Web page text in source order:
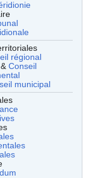
régional
Conseil
municipal